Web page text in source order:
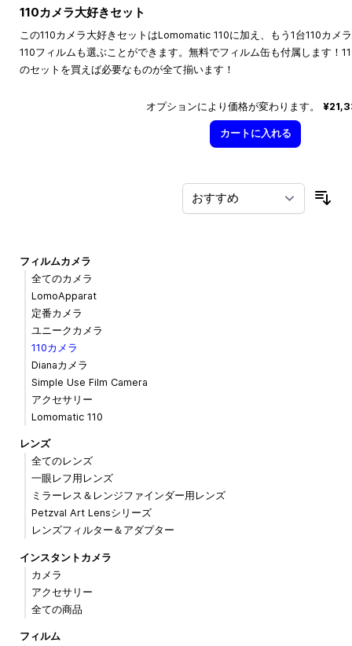
110カメラ大好きセット
この110カメラ大好きセットはLomomatic 110に加え、もう1台110カメ
110フィルムも選ぶことができます。無料でフィルム缶も付属します！
のセットを買えば必要なものが全て揃います！
オプションにより価格が変わります。
カートに入れる
フィルムカメラ
全てのカメラ
LomoApparat
定番カメラ
ユニークカメラ
110カメラ
Dianaカメラ
Simple Use Film Camera
アクセサリー
Lomomatic 110
レンズ
全てのレンズ
一眼レフ用レンズ
ミラーレス＆レンジファインダー用レンズ
Petzval Art Lensシリーズ
レンズフィルター＆アダプター
インスタントカメラ
カメラ
アクセサリー
全ての商品
フィルム